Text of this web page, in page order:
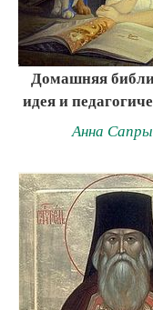
Домашняя
идея и
Анна